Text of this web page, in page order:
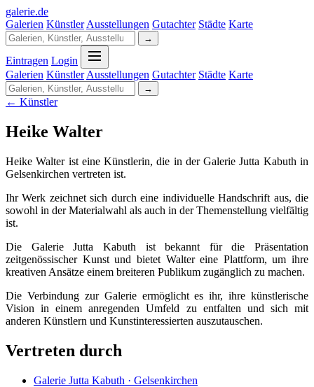
galerie.de
Galerien Künstler Ausstellungen Gutachter Städte Karte
→
Eintragen Login
Galerien Künstler Ausstellungen Gutachter Städte Karte
→
← Künstler
Heike Walter
Heike Walter ist eine Künstlerin, die in der Galerie Jutta Kabuth in
Gelsenkirchen vertreten ist.
Ihr Werk zeichnet sich durch eine individuelle Handschrift aus, die
sowohl in der Materialwahl als auch in der Themenstellung vielfältig
ist.
Die Galerie Jutta Kabuth ist bekannt für die Präsentation
zeitgenössischer Kunst und bietet Walter eine Plattform, um ihre
kreativen Ansätze einem breiteren Publikum zugänglich zu machen.
Die Verbindung zur Galerie ermöglicht es ihr, ihre künstlerische
Vision in einem anregenden Umfeld zu entfalten und sich mit
anderen Künstlern und Kunstinteressierten auszutauschen.
Vertreten durch
Galerie Jutta Kabuth · Gelsenkirchen